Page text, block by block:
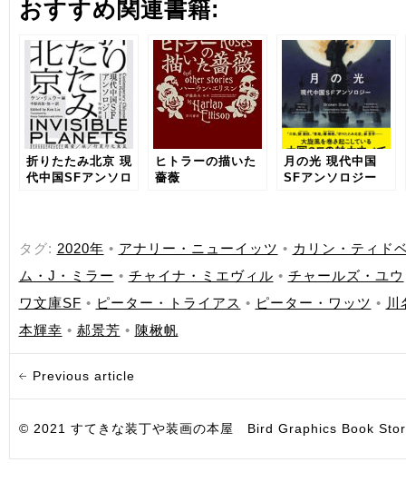
おすすめ関連書籍:
折りたたみ北京 現
代中国SFアンソロ
ヒトラーの描いた
薔薇
月の光 現代中国
SFアンソロジー
タグ: 2020年 • アナリー・ニューイッツ • カリン・ティド
ム・J・ミラー • チャイナ・ミエヴィル • チャールズ・ユウ
ワ文庫SF • ピーター・トライアス • ピーター・ワッツ • 川
本輝幸 • 郝景芳 • 陳楸帆
Previous article
© 2021 すてきな装丁や装画の本屋 Bird Graphics Book